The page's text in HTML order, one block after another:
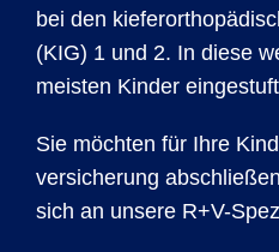
bei den
(KIG) 1 und 2. In diese
meisten Kinder
Sie möchten für Ihre
versicherung
sich an unsere R+V-